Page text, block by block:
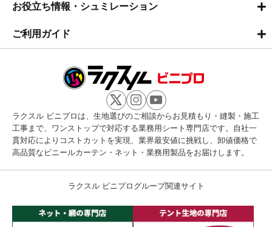
お役立ち情報・シュミレーション
ご利用ガイド
ラクスル ビニプロは、生地選びのご相談からお見積もり・縫製・施工
工事まで、ワンストップで対応する業務用シート専門店です。自社一
貫対応によりコストカットを実現、業界最安値に挑戦し、卸値価格で
高品質なビニールカーテン・ネット・業務用製品をお届けします。
ラクスル ビニプログループ関連サイト